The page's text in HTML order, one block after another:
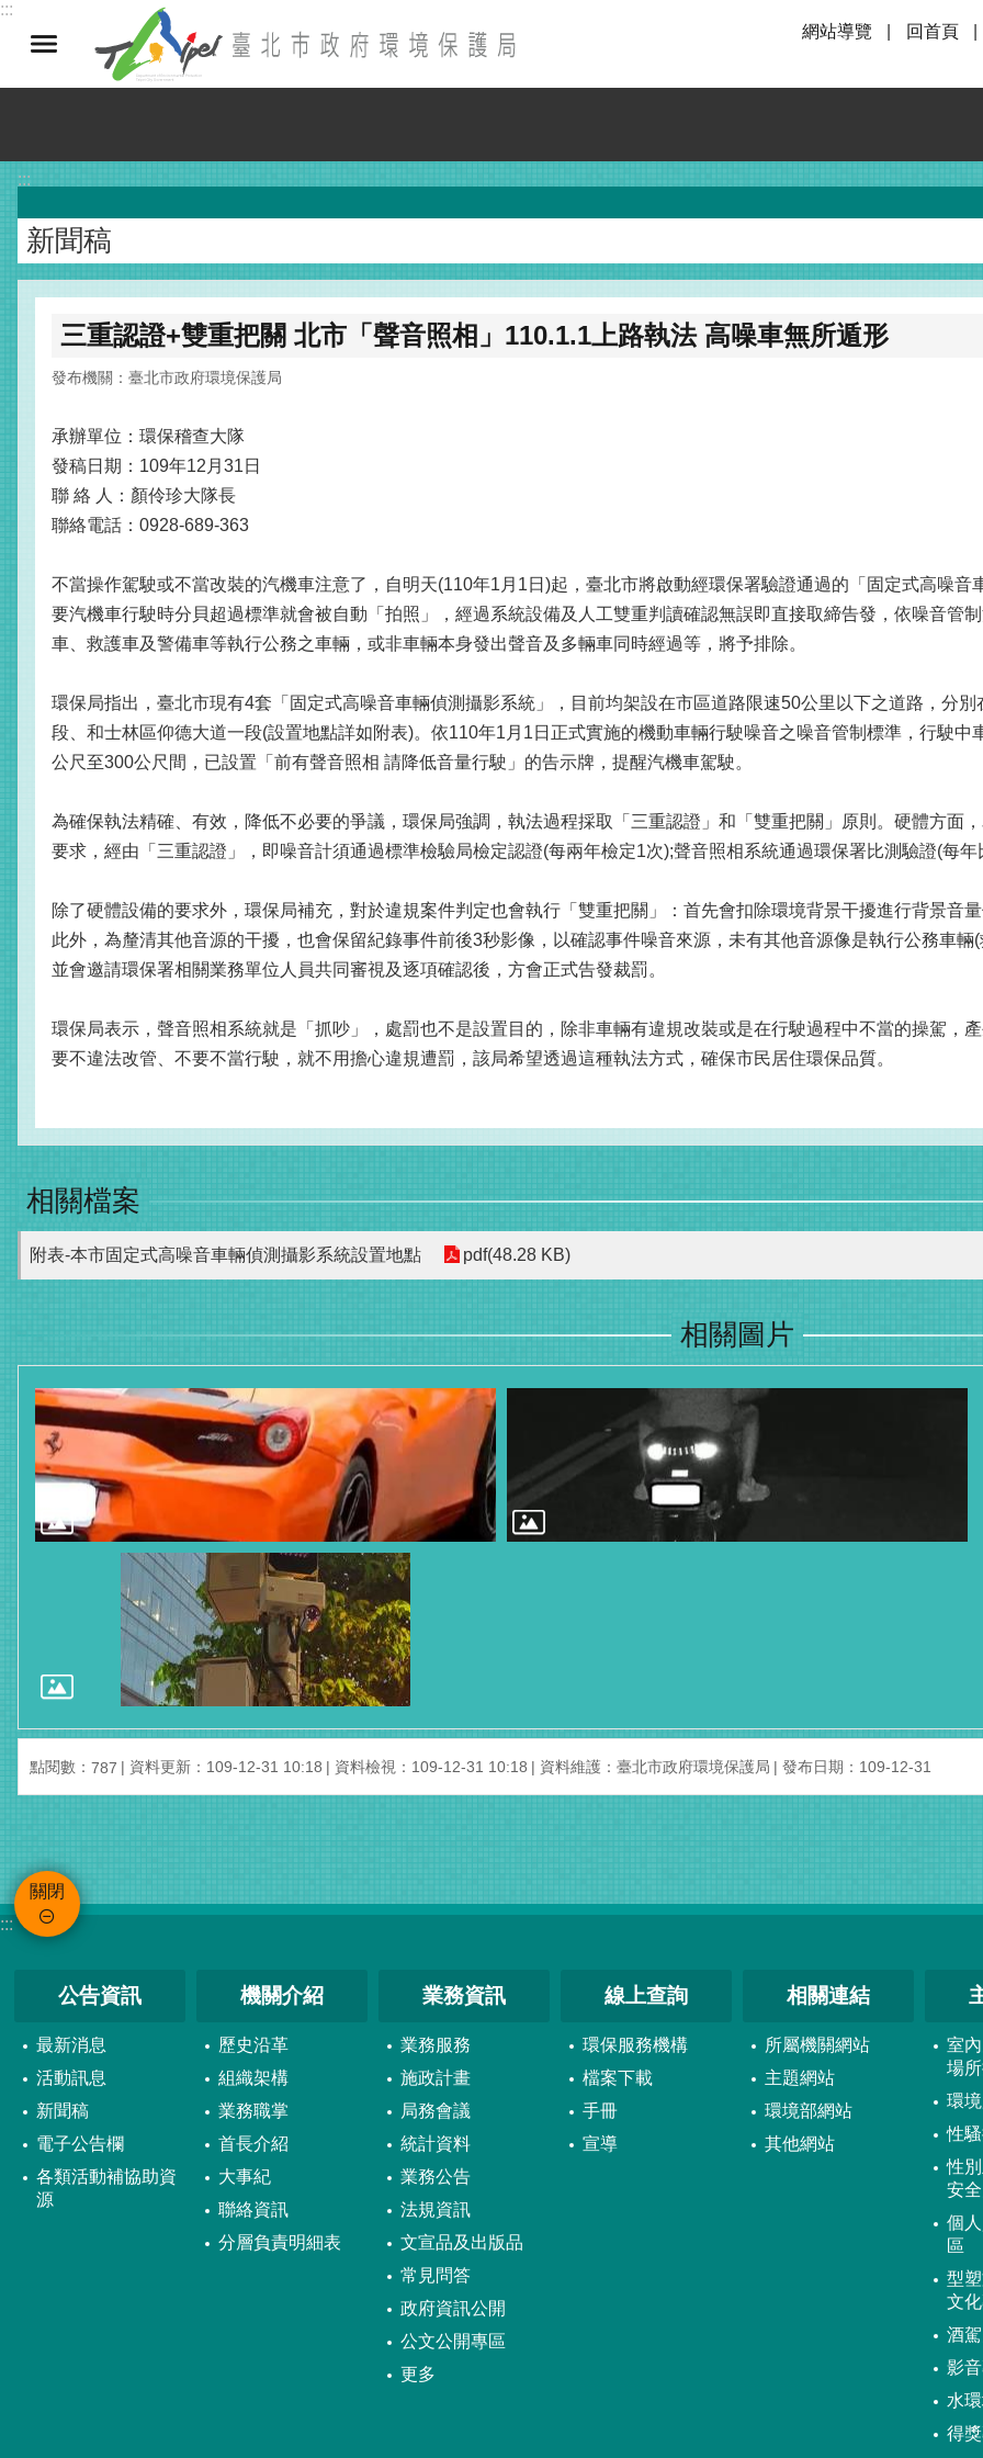
跳到主要內容區塊
:::
網站導覽
回首頁
:::
新聞稿
三重認證+雙重把關 北市「聲音照相」110.1.1上路執法 高噪車無所遁形
發布機關：臺北市政府環境保護局
承辦單位：環保稽查大隊
發稿日期：109年12月31日
聯 絡 人：顏伶珍大隊長
聯絡電話：0928-689-363
不當操作駕駛或不當改裝的汽機車注意了，自明天(110年1月1日)起，臺北市將啟動經環保署驗證通過的「固定式高噪
要汽機車行駛時分貝超過標準就會被自動「拍照」，經過系統設備及人工雙重判讀確認無誤即直接取締告發，依噪音管
車、救護車及警備車等執行公務之車輛，或非車輛本身發出聲音及多輛車同時經過等，將予排除。
環保局指出，臺北市現有4套「固定式高噪音車輛偵測攝影系統」，目前均架設在市區道路限速50公里以下之道路，分
段、和士林區仰德大道一段(設置地點詳如附表)。依110年1月1日正式實施的機動車輛行駛噪音之噪音管制標準，行駛
公尺至300公尺間，已設置「前有聲音照相 請降低音量行駛」的告示牌，提醒汽機車駕駛。
為確保執法精確、有效，降低不必要的爭議，環保局強調，執法過程採取「三重認證」和「雙重把關」原則。硬體方面
要求，經由「三重認證」，即噪音計須通過標準檢驗局檢定認證(每兩年檢定1次);聲音照相系統通過環保署比測驗證(每
除了硬體設備的要求外，環保局補充，對於違規案件判定也會執行「雙重把關」：首先會扣除環境背景干擾進行背景音
此外，為釐清其他音源的干擾，也會保留紀錄事件前後3秒影像，以確認事件噪音來源，未有其他音源像是執行公務車
並會邀請環保署相關業務單位人員共同審視及逐項確認後，方會正式告發裁罰。
環保局表示，聲音照相系統就是「抓吵」，處罰也不是設置目的，除非車輛有違規改裝或是在行駛過程中不當的操駕，
要不違法改管、不要不當行駛，就不用擔心違規遭罰，該局希望透過這種執法方式，確保市民居住環保品質。
相關檔案
附表-本市固定式高噪音車輛偵測攝影系統設置地點 pdf(48.28 KB)
相關圖片
點閱數： 787 資料更新：109-12-31 10:18 資料檢視：109-12-31 10:18 資料維護：臺北市政府環境保護局 發布日期：109-12-31
關閉
:::
公告資訊
最新消息
活動訊息
新聞稿
電子公告欄
各類活動補協助資
源
機關介紹
歷史沿革
組織架構
業務職掌
首長介紹
大事紀
聯絡資訊
分層負責明細表
業務資訊
業務服務
施政計畫
局務會議
統計資料
業務公告
法規資訊
文宣品及出版品
常見問答
政府資訊公開
公文公開專區
更多
線上查詢
環保服務機構
檔案下載
手冊
宣導
相關連結
所屬機關網站
主題網站
環境部網站
其他網站
室
場
環
性
性
安
個
區
型
文
酒
影
水
得